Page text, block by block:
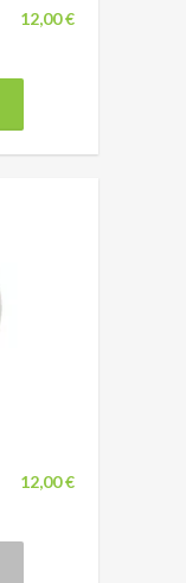
12,00 €
12,00 €